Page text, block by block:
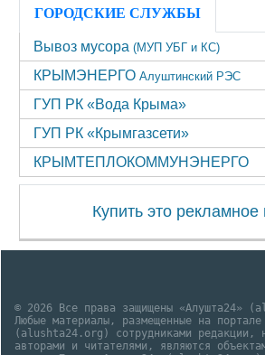
ГОРОДСКИЕ СЛУЖБЫ
Вывоз мусора (МУП УБГ и КС)
КРЫМЭНЕРГО Алуштинский РЭС
ГУП РК «Вода Крыма»
ГУП РК «Крымгазсети»
КРЫМТЕПЛОКОММУНЭНЕРГО
Купить это рекламное
© 2026 Все права защищены «Алушта24»
Любые материалы, размещенные на портале
(alushta24.org) сотрудниками редакции,
авторами и читателями, являются